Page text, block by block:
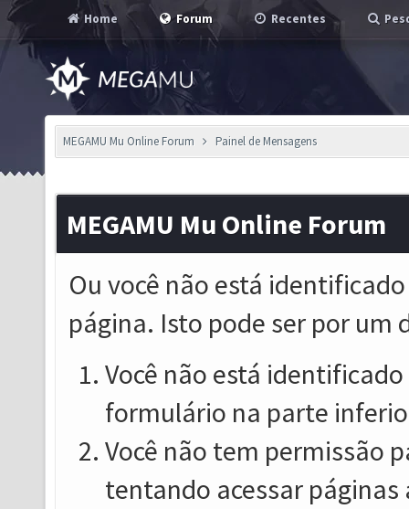
Home Forum Recentes
MEGAMU Mu Online Forum Painel de Mensagens
MEGAMU Mu Online Forum
Ou você não está
página. Isto pode ser por um
Você não está
formulário na parte
Você não tem permissão
tentando acessar